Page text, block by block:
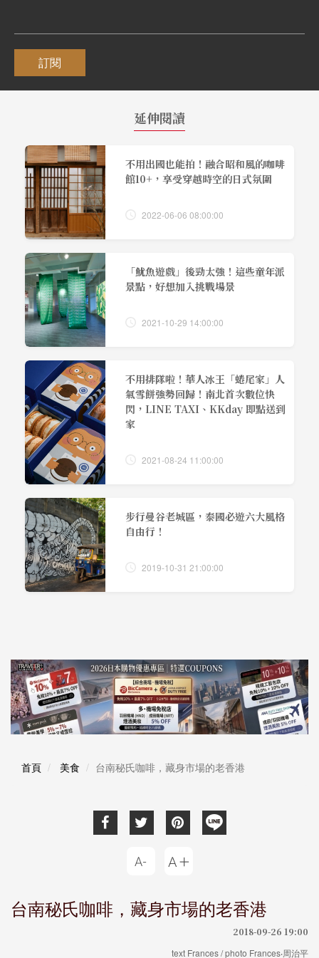
訂閱
延伸閱讀
不用出國也能拍！融合昭和風的咖啡
館10+，享受穿越時空的日式氛圍
2022-06-06 08:00:00
「魷魚遊戲」後勁太強！這些童年派
景點，好想加入挑戰場景
2021-10-29 14:00:00
不用排隊啦！華人冰王「蜷尾家」人
氣雪餅強勢回歸！南北首次數位快
閃，LINE TAXI、KKday 即點送到
家
2021-08-24 11:00:00
步行曼谷老城區，泰國必遊六大風格
自由行！
2019-10-31 21:00:00
首頁 美食 台南秘氏咖啡，藏身市場的老香港
台南秘氏咖啡，藏身市場的老香港
2018-09-26 19:00
text Frances / photo Frances‧周治平